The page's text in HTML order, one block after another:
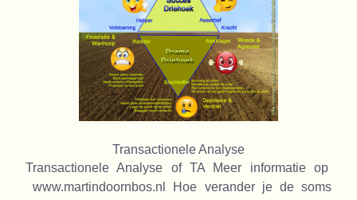
Transactionele Analyse
Transactionele Analyse of TA Meer informatie op
www.martindoornbos.nl Hoe verander je de soms